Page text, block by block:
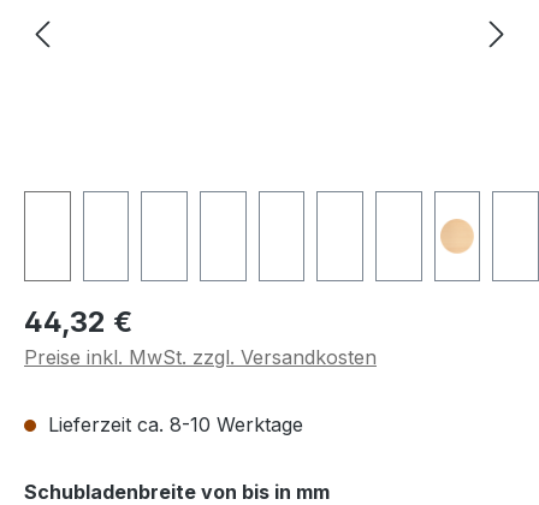
Regulärer Preis:
44,32 €
Preise inkl. MwSt. zzgl. Versandkosten
Lieferzeit ca. 8-10 Werktage
Schubladenbreite von bis in mmauswählen